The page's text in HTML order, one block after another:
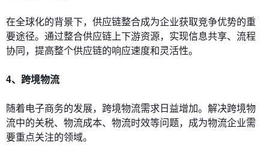
在全球化的背景下，供应链整合成为企业获取竞争优势的重
要途径。通过整合供应链上下游资源，实现信息共享、流程
协同，提高整个供应链的响应速度和灵活性。
4、跨境物流
随着电子商务的发展，跨境物流需求日益增加。解决跨境物
流中的关税、物流成本、物流时效等问题，成为物流企业需
要重点关注的领域。